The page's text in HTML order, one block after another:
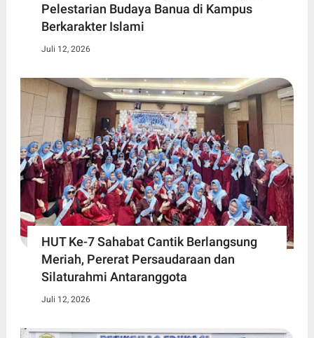
Pelestarian Budaya Banua di Kampus
Berkarakter Islami
Juli 12, 2026
HUT Ke-7 Sahabat Cantik Berlangsung
Meriah, Pererat Persaudaraan dan
Silaturahmi Antaranggota
Juli 12, 2026